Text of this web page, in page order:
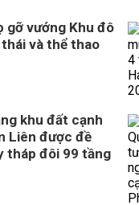
gỡ vướng Khu đô
và thể thao
khu đất cạnh
Liên được đề
tháp đôi 99 tầng